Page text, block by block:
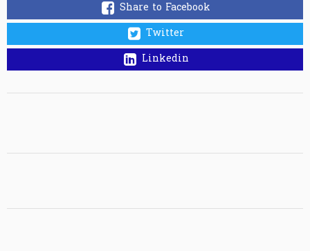
Share to Facebook
Twitter
Linkedin